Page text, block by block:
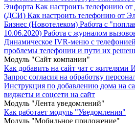
Энфорта Как настроить телефонию
(ДСИ) Как настроить телефонию от
Бизнес (Новотелеком) Работа с
10.06.2020) Работа с журналом
Динамическое IVR-меню с
проблемы телефонии и пути их
Модуль "Cайт компании"
Как добавить на сайт чат с жителями
Запрос согласия на обработку
Инструкция по добавлению дома на
виджеты и соцсети на сайт
Модуль "Лента уведомлений"
Как работает модуль "Уведомления"
Модуль "Мобильное приложение"